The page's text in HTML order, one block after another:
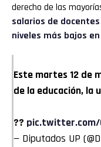
derecho de las
salarios de
niveles más bajos
Este martes 12 de
de la educación, la
?? pic.twitter.com/
— Diputados UP